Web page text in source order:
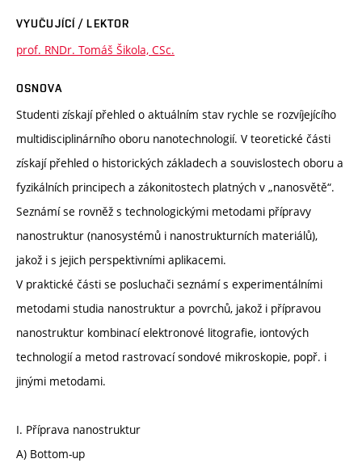
VYUČUJÍCÍ / LEKTOR
prof. RNDr. Tomáš Šikola, CSc.
OSNOVA
Studenti získají přehled o aktuálním stav rychle se rozvíjejícího
multidisciplinárního oboru nanotechnologií. V teoretické části
získají přehled o historických základech a souvislostech oboru a
fyzikálních principech a zákonitostech platných v „nanosvětě“.
Seznámí se rovněž s technologickými metodami přípravy
nanostruktur (nanosystémů i nanostrukturních materiálů),
jakož i s jejich perspektivními aplikacemi.
V praktické části se posluchači seznámí s experimentálními
metodami studia nanostruktur a povrchů, jakož i přípravou
nanostruktur kombinací elektronové litografie, iontových
technologií a metod rastrovací sondové mikroskopie, popř. i
jinými metodami.
I. Příprava nanostruktur
A) Bottom-up